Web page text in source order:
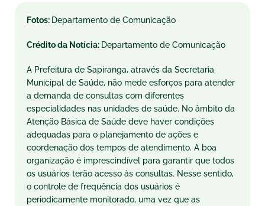
Fotos: Departamento de Comunicação
Crédito da Notícia: Departamento de Comunicação
A Prefeitura de Sapiranga, através da Secretaria
Municipal de Saúde, não mede esforços para atender
a demanda de consultas com diferentes
especialidades nas unidades de saúde. No âmbito da
Atenção Básica de Saúde deve haver condições
adequadas para o planejamento de ações e
coordenação dos tempos de atendimento. A boa
organização é imprescindível para garantir que todos
os usuários terão acesso às consultas. Nesse sentido,
o controle de frequência dos usuários é
periodicamente monitorado, uma vez que as